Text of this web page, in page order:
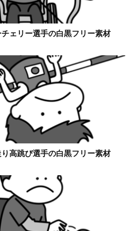
ェリー選手の白黒フリー素材
高跳び選手の白黒フリー素材